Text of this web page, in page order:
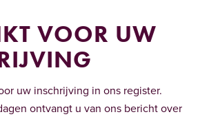
VOOR UW
uw inschrijving in ons register.
ontvangt u van ons bericht over